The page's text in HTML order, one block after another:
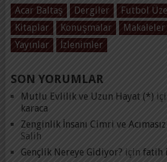
Acar Baltaş Dergiler Futbol
Kitaplar
Konuşmalar Makaleler
Yayınlar
İzlenimler
SON YORUMLAR
Mutlu Evlilik ve Uzun Hayat (*)
karaca
Zenginlik İnsanı Cimri ve
Salih
Gençlik Nereye Gidiyor? için fatih